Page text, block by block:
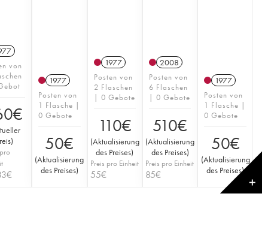
von
€
)
€
1977
Posten von
1 Flasche |
0 Gebote
50€
(Aktualisierung
des Preises)
1977
Posten von
2 Flaschen
| 0 Gebote
110€
(Aktualisierung
des Preises)
Preis pro Einheit
55€
2008
Posten von
6 Flaschen
| 0 Gebote
510€
(Aktualisierung
des Preises)
Preis pro Einheit
85€
1977
Posten von
1 Flasche |
0 Gebote
50€
(Aktualisierung
des Preises)
✕